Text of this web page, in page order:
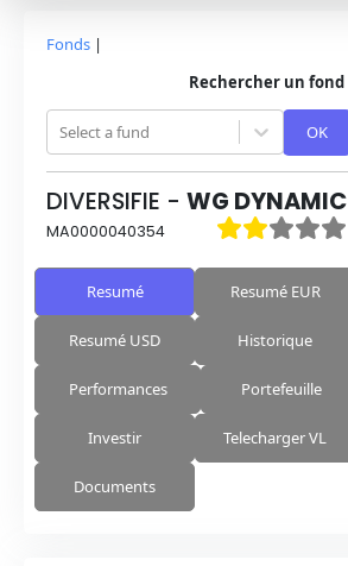
Fonds |
Rechercher un fond
Select a fund OK
DIVERSIFIE - WG DYNAMIC
MA0000040354
Resumé Resumé EUR
Resumé USD Historique
Performances Portefeuille
Investir Telecharger VL
Documents